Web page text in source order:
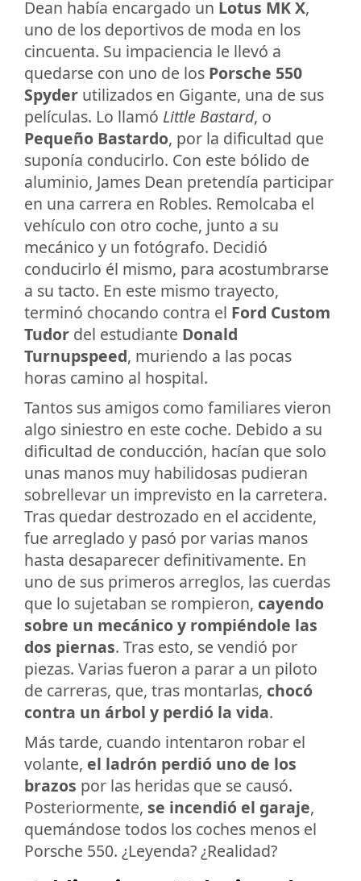
Dean había encargado un Lotus MK X,
uno de los deportivos de moda en los
cincuenta. Su impaciencia le llevó a
quedarse con uno de los Porsche 550
Spyder utilizados en Gigante, una de sus
películas. Lo llamó Little Bastard, o
Pequeño Bastardo, por la dificultad que
suponía conducirlo. Con este bólido de
aluminio, James Dean pretendía participar
en una carrera en Robles. Remolcaba el
vehículo con otro coche, junto a su
mecánico y un fotógrafo. Decidió
conducirlo él mismo, para acostumbrarse
a su tacto. En este mismo trayecto,
terminó chocando contra el Ford Custom
Tudor del estudiante Donald
Turnupspeed, muriendo a las pocas
horas camino al hospital.
Tantos sus amigos como familiares vieron
algo siniestro en este coche. Debido a su
dificultad de conducción, hacían que solo
unas manos muy habilidosas pudieran
sobrellevar un imprevisto en la carretera.
Tras quedar destrozado en el accidente,
fue arreglado y pasó por varias manos
hasta desaparecer definitivamente. En
uno de sus primeros arreglos, las cuerdas
que lo sujetaban se rompieron, cayendo
sobre un mecánico y rompiéndole las
dos piernas. Tras esto, se vendió por
piezas. Varias fueron a parar a un piloto
de carreras, que, tras montarlas, chocó
contra un árbol y perdió la vida.
Más tarde, cuando intentaron robar el
volante, el ladrón perdió uno de los
brazos por las heridas que se causó.
Posteriormente, se incendió el garaje,
quemándose todos los coches menos el
Porsche 550. ¿Leyenda? ¿Realidad?